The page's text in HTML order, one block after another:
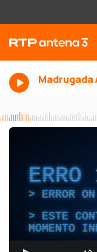
Madrugada
ERRO
ERROR
ESTE
MOMENTO